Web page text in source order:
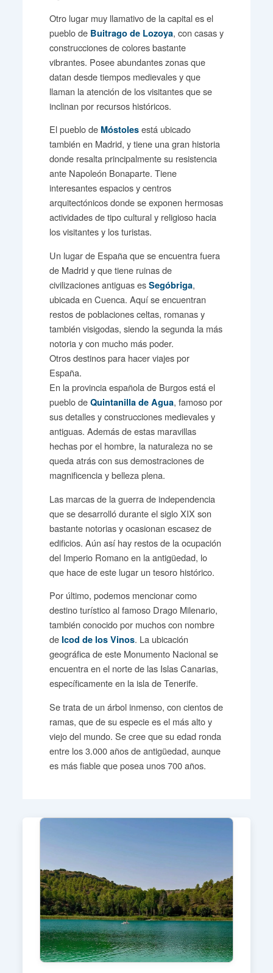
Otro lugar muy llamativo de la capital es el
pueblo de Buitrago de Lozoya, con casas y
construcciones de colores bastante
vibrantes. Posee abundantes zonas que
datan desde tiempos medievales y que
llaman la atención de los visitantes que se
inclinan por recursos históricos.
El pueblo de Móstolesestá ubicado
también en Madrid, y tiene una gran historia
donde resalta principalmente su resistencia
ante Napoleón Bonaparte. Tiene
interesantes espacios y centros
arquitectónicos donde se exponen hermosas
actividades de tipo cultural y religioso hacia
los visitantes y los turistas.
Un lugar de España que se encuentra fuera
de Madrid y que tiene ruinas de
civilizaciones antiguas es Segóbriga,
ubicada en Cuenca. Aquí se encuentran
restos de poblaciones celtas, romanas y
también visigodas, siendo la segunda la más
notoria y con mucho más poder.
Otros destinos para hacer viajes por
España.
En la provincia española de Burgos está el
pueblo de Quintanilla de Agua, famoso por
sus detalles y construcciones medievales y
antiguas. Además de estas maravillas
hechas por el hombre, la naturaleza no se
queda atrás con sus demostraciones de
magnificencia y belleza plena.
Las marcas de la guerra de independencia
que se desarrolló durante el siglo XIX son
bastante notorias y ocasionan escasez de
edificios. Aún así hay restos de la ocupación
del Imperio Romano en la antigüedad, lo
que hace de este lugar un tesoro histórico.
Por último, podemos mencionar como
destino turístico al famoso Drago Milenario,
también conocido por muchos con nombre
de Icod de los Vinos. La ubicación
geográfica de este Monumento Nacional se
encuentra en el norte de las Islas Canarias,
específicamente en la isla de Tenerife.
Se trata de un árbol inmenso, con cientos de
ramas, que de su especie es el más alto y
viejo del mundo. Se cree que su edad ronda
entre los 3.000 años de antigüedad, aunque
es más fiable que posea unos 700 años.